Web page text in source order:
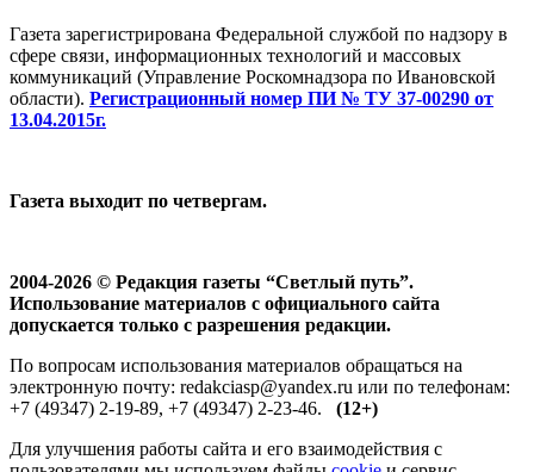
Газета зарегистрирована Федеральной службой по надзору в
сфере связи, информационных технологий и массовых
коммуникаций (Управление Роскомнадзора по Ивановской
области). Регистрационный номер ПИ № ТУ 37-00290 от
13.04.2015г.
Газета выходит по четвергам.
2004-2026 © Редакция газеты “Светлый путь”.
Использование материалов с официального сайта
допускается только с разрешения редакции.
По вопросам использования материалов обращаться на
электронную почту: redakciasp@yandex.ru или по телефонам:
+7 (49347) 2-19-89, +7 (49347) 2-23-46. (12+)
Для улучшения работы сайта и его взаимодействия с